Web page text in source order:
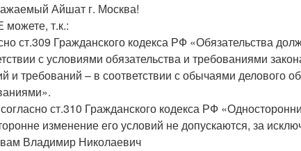
Айшат г. Москва!
можете, т.к.:
ст.309 Гражданского кодекса РФ «Обязательства
с условиями обязательства и требованиями
и требований – в соответствии с обычаями
ст.310 Гражданского кодекса РФ
изменение его условий не допускаются, за
Владимир Николаевич